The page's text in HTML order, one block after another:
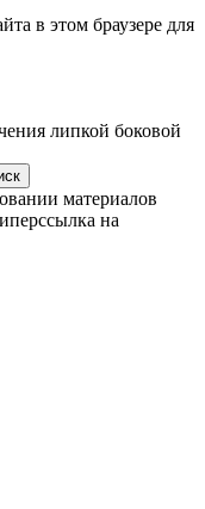
в этом браузере для
липкой боковой
материалов
на